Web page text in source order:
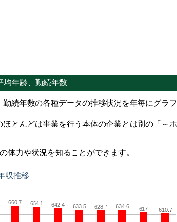
均年齢、勤続年数
続年数の各種データの推移状況を年毎にグラフ
とんどは事業を行う本体の企業とは別の「～ホ
体力や状況を知ることができます。
収推移
660.7 654.1 642.4 633.5 628.7 634.6 617 610.7